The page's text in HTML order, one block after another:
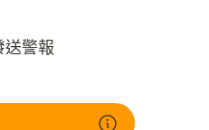
送警報